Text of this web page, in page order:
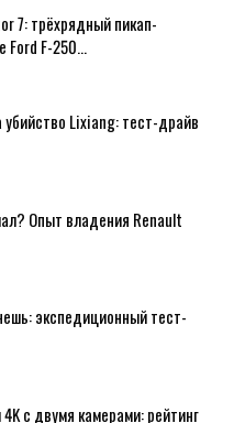
7: трёхрядный пикап-
Ford F-250…
убийство Lixiang: тест-драйв
Опыт владения Renault
экспедиционный тест-
с двумя камерами: рейтинг